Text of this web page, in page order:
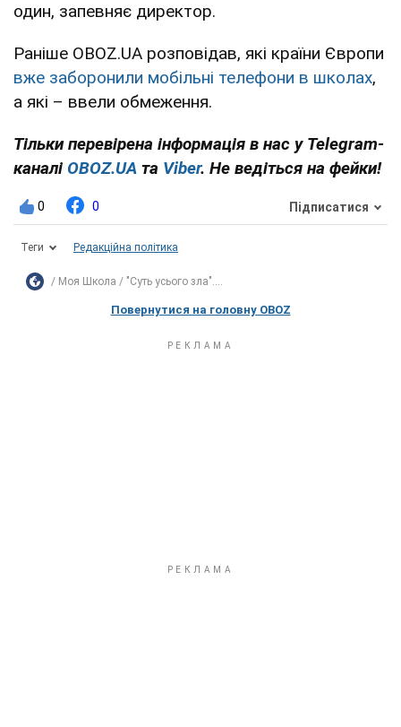
один, запевняє директор.
Раніше OBOZ.UA розповідав, які країни Європи
вже заборонили мобільні телефони в школах,
а які – ввели обмеження.
Тільки перевірена інформація в нас у Telegram-
каналі OBOZ.UA та Viber. Не ведіться на фейки!
0 0 Підписатися
Теги Редакційна політика
Моя Школа "Суть усього зла"....
Повернутися на головну OBOZ